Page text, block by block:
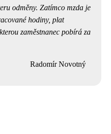
odměny. Zatímco mzda je
hodiny, plat
zaměstnanec pobírá za
Radomír Novotný